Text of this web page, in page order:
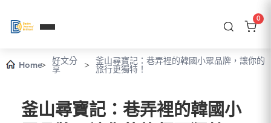
0
Home>
好文分
享
>
釜山尋寶記：巷弄裡的韓國小眾品牌，讓你的
旅行更獨特！
釜山尋寶記：巷弄裡的韓國小